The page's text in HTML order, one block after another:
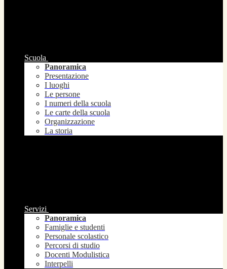
Scuola
Panoramica
Presentazione
I luoghi
Le persone
I numeri della scuola
Le carte della scuola
Organizzazione
La storia
Servizi
Panoramica
Famiglie e studenti
Personale scolastico
Percorsi di studio
Docenti Modulistica
Interpelli